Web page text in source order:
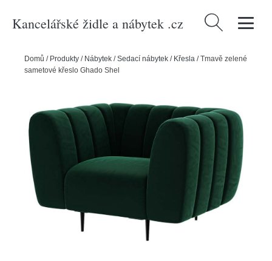
Kancelářské židle a nábytek .cz Vyhledávání
Domů / Produkty / Nábytek /Sedací nábytek / Křesla /Tmavě zelené
sametové křeslo Ghado Shel